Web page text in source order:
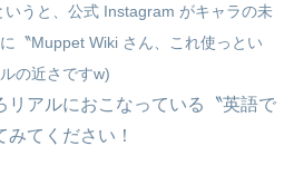
うと、公式 Instagram がキャラの未
〝Muppet Wiki さん、これ使っとい
の近さですw)
リアルにおこなっている〝英語で
てください！